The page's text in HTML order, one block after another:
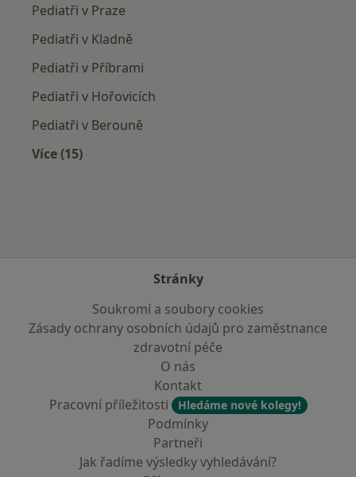
Pediatři v Praze
Pediatři v Kladně
Pediatři v Příbrami
Pediatři v Hořovicích
Pediatři v Berouně
Více (15)
Stránky
Soukromí a soubory cookies
Zásady ochrany osobních údajů pro zaměstnance
zdravotní péče
O nás
Kontakt
Pracovní příležitosti
Hledáme nové kolegy!
Podmínky
Partneři
Jak řadíme výsledky vyhledávání?